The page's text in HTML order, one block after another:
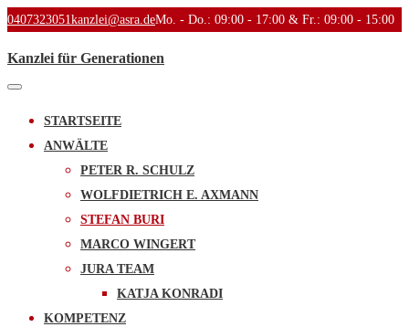
0407323051kanzlei@asra.deMo. - Do.: 09:00 - 17:00 & Fr.: 09:00 - 15:00
Kanzlei für Generationen
Toggle
STARTSEITE
ANWÄLTE
PETER R. SCHULZ
WOLFDIETRICH E. AXMANN
STEFAN BURI
MARCO WINGERT
JURA TEAM
KATJA KONRADI
KOMPETENZ